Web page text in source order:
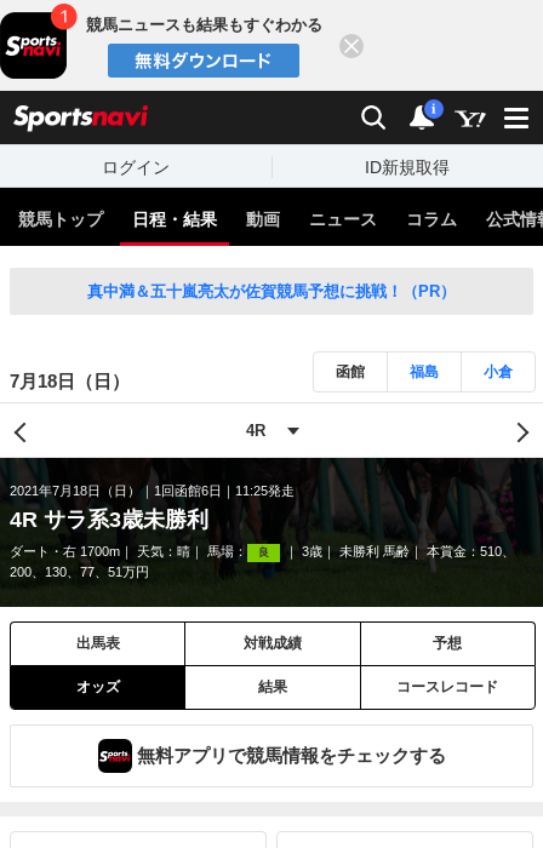
競馬ニュースも結果もすぐわかる
検索 通知
i
ログイン ID新規取得
競馬トップ 日程・結果 動画 ニュース コラム 公式情
真中満＆五十嵐亮太が佐賀競馬予想に挑戦！（PR）
7月18日（日） 函館 福島 小倉
2021年7月18日（日） 1回函館6日 11:25発走
4R サラ系3歳未勝利
ダート・右 1700m 天気： 晴 馬場： 良 3歳 未勝利 馬齢
本賞金：510、
200、130、77、51万円
出馬表 対戦成績 予想
オッズ 結果 コースレコード
無料アプリで競馬情報をチェックする